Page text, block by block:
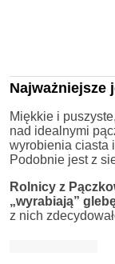
Najważniejsze
Miękkie i
nad idealnymi
wyrobienia ciasta
Podobnie jest z
Rolnicy z
„wyrabiają”
z nich